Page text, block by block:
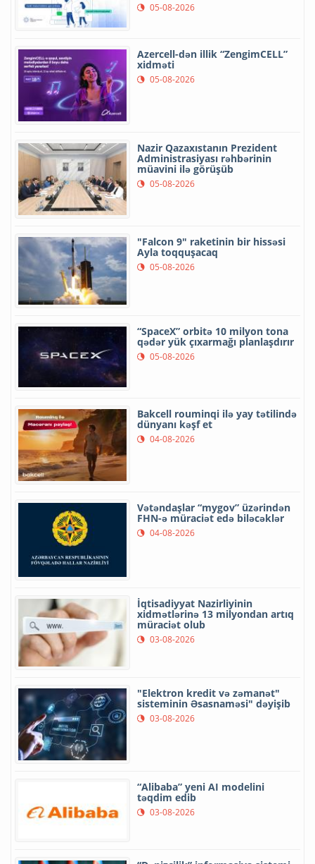
05-08-2026
Azercell-dən illik “ZengimCELL”
xidməti
05-08-2026
Nazir Qazaxıstanın Prezident
Administrasiyası rəhbərinin
müavini ilə görüşüb
05-08-2026
"Falcon 9" raketinin bir hissəsi
Ayla toqquşacaq
05-08-2026
“SpaceX” orbitə 10 milyon tona
qədər yük çıxarmağı planlaşdırır
05-08-2026
Bakcell rouminqi ilə yay tətilində
dünyanı kəşf et
04-08-2026
Vətəndaşlar “mygov” üzərindən
FHN-ə müraciət edə biləcəklər
04-08-2026
İqtisadiyyat Nazirliyinin
xidmətlərinə 13 milyondan artıq
müraciət olub
03-08-2026
"Elektron kredit və zəmanət"
sisteminin Əsasnaməsi" dəyişib
03-08-2026
“Alibaba” yeni AI modelini
təqdim edib
03-08-2026